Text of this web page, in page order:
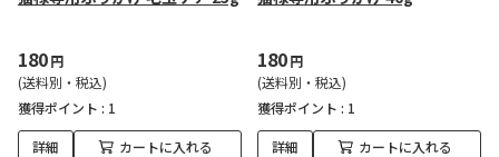
180円
(送料別・税込)
獲得ポイント : 1
詳細 カートに入れる
180円
(送料別・税込)
獲得ポイント : 1
詳細 カートに入れる